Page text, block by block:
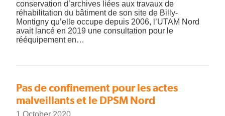
conservation d’archives liées aux travaux de
réhabilitation du bâtiment de son site de Billy-
Montigny qu’elle occupe depuis 2006, l’UTAM Nord
avait lancé en 2019 une consultation pour le
rééquipement en…
Pas de confinement pour les actes
malveillants et le DPSM Nord
1 October 2020